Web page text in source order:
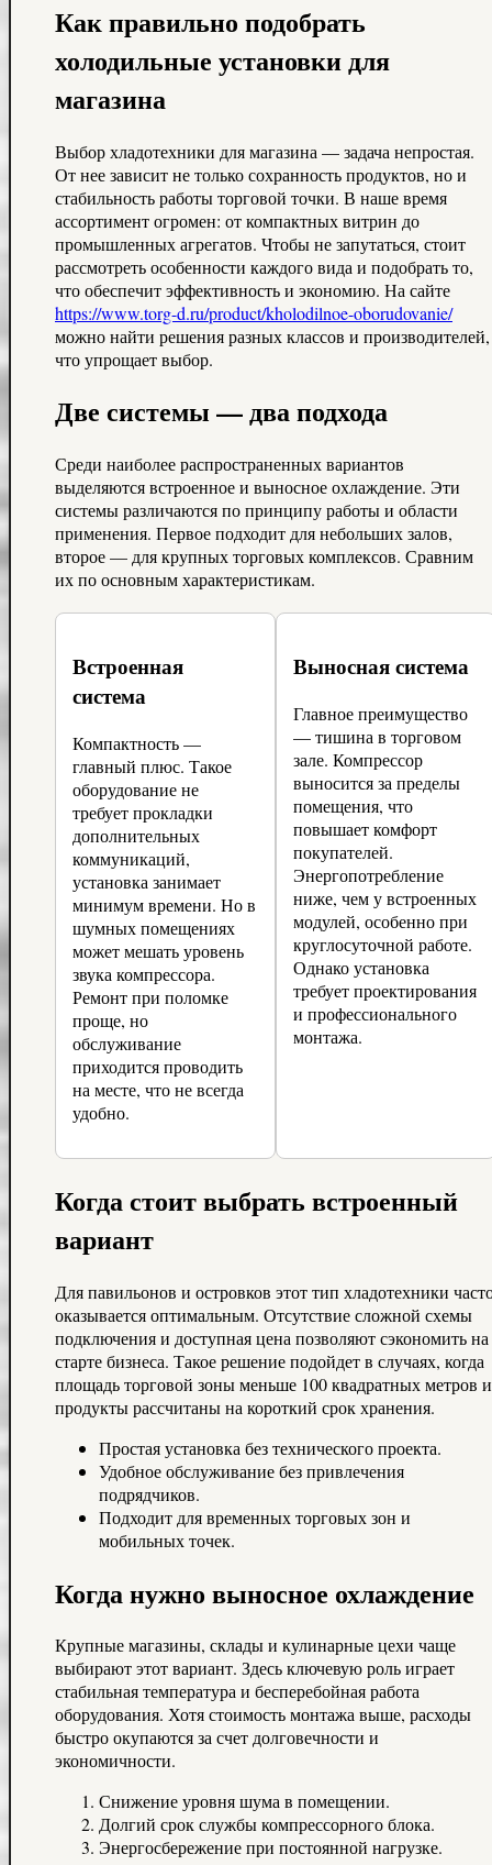
Как правильно подобрать
холодильные установки для
магазина
Выбор хладотехники для магазина — задача непростая.
От нее зависит не только сохранность продуктов, но и
стабильность работы торговой точки. В наше время
ассортимент огромен: от компактных витрин до
промышленных агрегатов. Чтобы не запутаться, стоит
рассмотреть особенности каждого вида и подобрать то,
что обеспечит эффективность и экономию. На сайте
https://www.torg-d.ru/product/kholodilnoe-oborudovanie/
можно найти решения разных классов и производителей,
что упрощает выбор.
Две системы — два подхода
Среди наиболее распространенных вариантов
выделяются встроенное и выносное охлаждение. Эти
системы различаются по принципу работы и области
применения. Первое подходит для небольших залов,
второе — для крупных торговых комплексов. Сравним
их по основным характеристикам.
Встроенная
система
Компактность —
главный плюс. Такое
оборудование не
требует прокладки
дополнительных
коммуникаций,
установка занимает
минимум времени. Но в
шумных помещениях
может мешать уровень
звука компрессора.
Ремонт при поломке
проще, но
обслуживание
приходится проводить
на месте, что не всегда
удобно.
Выносная система
Главное преимущество
— тишина в торговом
зале. Компрессор
выносится за пределы
помещения, что
повышает комфорт
покупателей.
Энергопотребление
ниже, чем у встроенных
модулей, особенно при
круглосуточной работе.
Однако установка
требует проектирования
и профессионального
монтажа.
Когда стоит выбрать встроенный
вариант
Для павильонов и островков этот тип хладотехники
оказывается оптимальным. Отсутствие сложной схемы
подключения и доступная цена позволяют сэкономить на
старте бизнеса. Такое решение подойдет в случаях, когда
площадь торговой зоны меньше 100 квадратных метров и
продукты рассчитаны на короткий срок хранения.
Простая установка без технического проекта.
Удобное обслуживание без привлечения
подрядчиков.
Подходит для временных торговых зон и
мобильных точек.
Когда нужно выносное охлаждение
Крупные магазины, склады и кулинарные цехи чаще
выбирают этот вариант. Здесь ключевую роль играет
стабильная температура и бесперебойная работа
оборудования. Хотя стоимость монтажа выше, расходы
быстро окупаются за счет долговечности и
экономичности.
Снижение уровня шума в помещении.
Долгий срок службы компрессорного блока.
Энергосбережение при постоянной нагрузке.